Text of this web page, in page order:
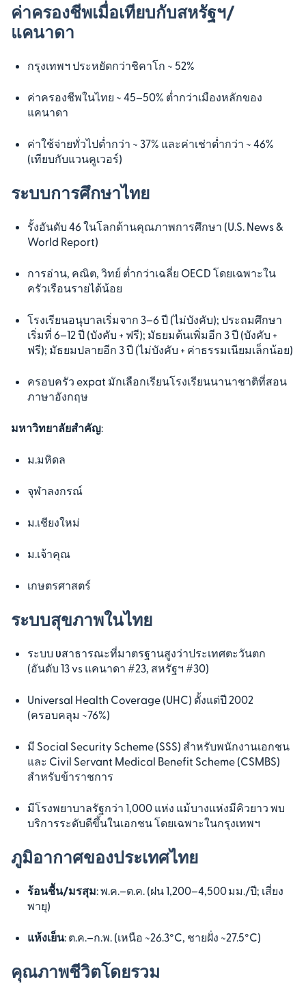
ค่าครองชีพเมื่อเทียบกับสหรัฐฯ/
แคนาดา
กรุงเทพฯ ประหยัดกว่าชิคาโก ~ 52%
ค่าครองชีพในไทย ~ 45–50% ต่ำกว่าเมืองหลักของ
แคนาดา
ค่าใช้จ่ายทั่วไปต่ำกว่า ~ 37% และค่าเช่าต่ำกว่า ~ 46%
(เทียบกับแวนคูเวอร์)
ระบบการศึกษาไทย
รั้งอันดับ 46 ในโลกด้านคุณภาพการศึกษา (U.S. News &
World Report)
การอ่าน, คณิต, วิทย์ ต่ำกว่าเฉลี่ย OECD โดยเฉพาะใน
ครัวเรือนรายได้น้อย
โรงเรียนอนุบาลเริ่มจาก 3–6 ปี (ไม่บังคับ); ประถมศึกษา
เริ่มที่ 6–12 ปี (บังคับ + ฟรี); มัธยมต้นเพิ่มอีก 3 ปี (บังคับ +
ฟรี); มัธยมปลายอีก 3 ปี (ไม่บังคับ + ค่าธรรมเนียมเล็กน้อย)
ครอบครัว expat มักเลือกเรียนโรงเรียนนานาชาติที่สอน
ภาษาอังกฤษ
มหาวิทยาลัยสำคัญ:
ม.มหิดล
จุฬาลงกรณ์
ม.เชียงใหม่
ม.เจ้าคุณ
เกษตรศาสตร์
ระบบสุขภาพในไทย
ระบบ υสาธารณะที่มาตรฐานสูงว่าประเทศตะวันตก
(อันดับ 13 vs แคนาดา #23, สหรัฐฯ #30)
Universal Health Coverage (UHC) ตั้งแต่ปี 2002
(ครอบคลุม ~76%)
มี Social Security Scheme (SSS) สำหรับพนักงานเอกชน
และ Civil Servant Medical Benefit Scheme (CSMBS)
สำหรับข้าราชการ
มีโรงพยาบาลรัฐกว่า 1,000 แห่ง แม้บางแห่งมีคิวยาว พบ
บริการระดับดีขึ้นในเอกชน โดยเฉพาะในกรุงเทพฯ
ภูมิอากาศของประเทศไทย
ร้อนชื้น/มรสุม: พ.ค.–ต.ค. (ฝน 1,200–4,500 มม./ปี; เสี่ยง
พายุ)
แห้งเย็น: ต.ค.–ก.พ. (เหนือ ~26.3°C, ชายฝั่ง ~27.5°C)
คุณภาพชีวิตโดยรวม